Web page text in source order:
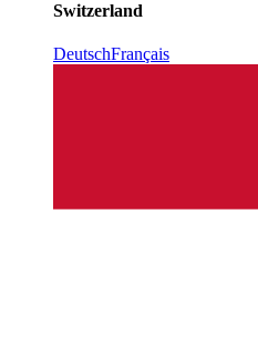
Switzerland
DeutschFrançais